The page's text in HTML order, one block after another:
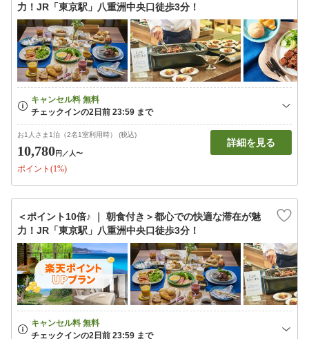
力！JR「東京駅」八重洲中央口徒歩3分！
お1人さま1泊（2名1室利用時） (税込)
10,780円 ／人〜
ポイント(1%)
詳細を見る
＜ポイント10倍♪ ｜ 朝食付き＞都心での快適な滞在が魅
力！JR「東京駅」八重洲中央口徒歩3分！